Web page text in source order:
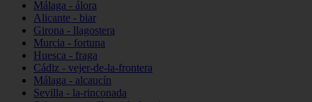
Málaga - álora
Alicante - biar
Girona - llagostera
Murcia - fortuna
Huesca - fraga
Cádiz - vejer-de-la-frontera
Málaga - alcaucín
Sevilla - la-rinconada